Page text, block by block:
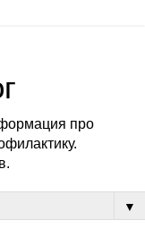
про
▼